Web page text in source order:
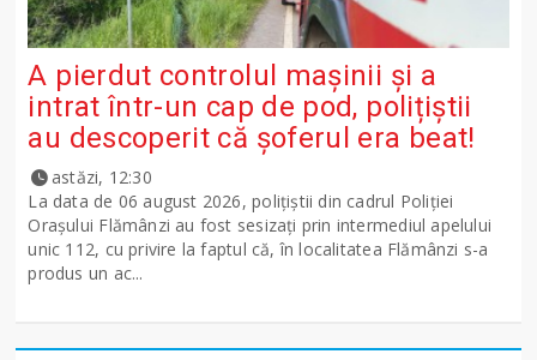
A pierdut controlul mașinii și a
intrat într-un cap de pod, polițiștii
au descoperit că șoferul era beat!
astăzi, 12:30
La data de 06 august 2026, polițiștii din cadrul Poliției
Orașului Flămânzi au fost sesizați prin intermediul apelului
unic 112, cu privire la faptul că, în localitatea Flămânzi s-a
produs un ac...